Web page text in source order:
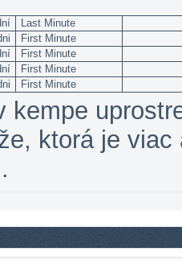
Last Minute
First Minute
First Minute
First Minute
First Minute
kempe
ktorá je